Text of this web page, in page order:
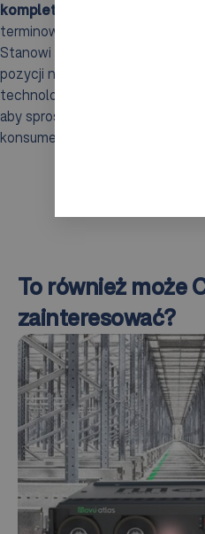
kompletacji zamówień
terminowości dostaw oraz
Stanowi on istotny element
pozycji na rynku. Inwestycje w
technologie i optymalizację
aby sprostać oczekiwaniom
konsumentów.
To również może
zainteresować?